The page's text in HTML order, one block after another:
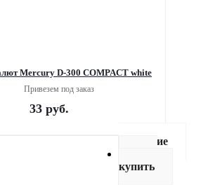
Mercury D-300 COMPACT white
Привезем под заказ
33 руб.
Описание
купить